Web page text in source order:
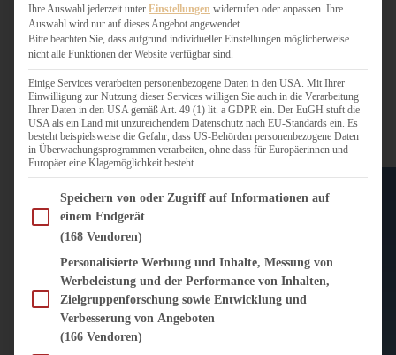
ZUM BEITRAG
Region Odsherred/Rørvig – meine Tipps für Urlaub in
Nordseeland an der dänischen Ostsee
Ihre Auswahl jederzeit unter Einstellungen widerrufen oder anpassen. Ihre
Auswahl wird nur auf dieses Angebot angewendet.
Bitte beachten Sie, dass aufgrund individueller Einstellungen möglicherweise
nicht alle Funktionen der Website verfügbar sind.
Einige Services verarbeiten personenbezogene Daten in den USA. Mit Ihrer
Einwilligung zur Nutzung dieser Services willigen Sie auch in die Verarbeitung
Ihrer Daten in den USA gemäß Art. 49 (1) lit. a GDPR ein. Der EuGH stuft die
USA als ein Land mit unzureichendem Datenschutz nach EU-Standards ein. Es
besteht beispielsweise die Gefahr, dass US-Behörden personenbezogene Daten
in Überwachungsprogrammen verarbeiten, ohne dass für Europäerinnen und
Europäer eine Klagemöglichkeit besteht.
Im Folgenden finden Sie eine Liste der Zwecke des IAB Transparency and Consent
Speichern von oder Zugriff auf Informationen auf
einem Endgerät
(168 Vendoren)
Personalisierte Werbung und Inhalte, Messung von
Werbeleistung und der Performance von Inhalten,
Zielgruppenforschung sowie Entwicklung und
Verbesserung von Angeboten
(166 Vendoren)